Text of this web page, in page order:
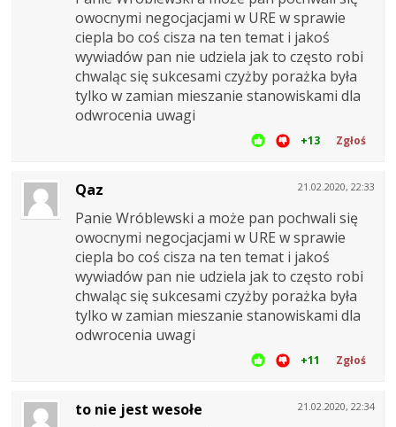
owocnymi negocjacjami w URE w sprawie
ciepla bo coś cisza na ten temat i jakoś
wywiadów pan nie udziela jak to często robi
chwaląc się sukcesami czyżby porażka była
tylko w zamian mieszanie stanowiskami dla
odwrocenia uwagi
+13 Zgłoś
21.02.2020, 22:33
Qaz
Panie Wróblewski a może pan pochwali się
owocnymi negocjacjami w URE w sprawie
ciepla bo coś cisza na ten temat i jakoś
wywiadów pan nie udziela jak to często robi
chwaląc się sukcesami czyżby porażka była
tylko w zamian mieszanie stanowiskami dla
odwrocenia uwagi
+11 Zgłoś
21.02.2020, 22:34
to nie jest wesołe